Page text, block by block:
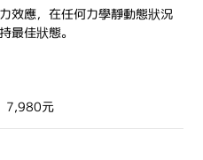
效應，在任何力學靜動態狀況
最佳狀態。
7,980元